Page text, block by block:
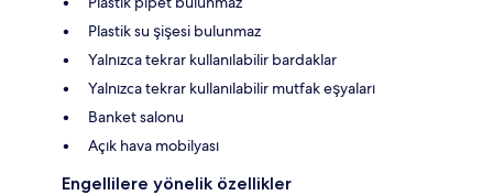
Plastik su şişesi bulunmaz
Yalnızca tekrar kullanılabilir bardaklar
Yalnızca tekrar kullanılabilir mutfak eşyaları
Banket salonu
Açık hava mobilyası
Engellilere yönelik özellikler